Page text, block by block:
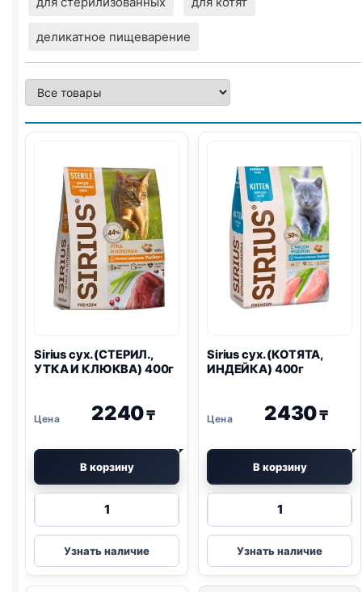
деликатное пищеварение
Sirius сух. (СТЕРИЛ.,
УТКА И КЛЮКВА) 400г
2240₸
В корзину
Количество
Sirius
сух.
(СТЕРИЛ.,
Узнать наличие
Sirius сух. (КОТЯТА,
ИНДЕЙКА) 400г
2430₸
В корзину
Количество
Sirius
сух.
(КОТЯТА,
Узнать наличие